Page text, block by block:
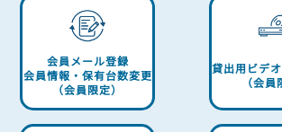
会員メール登録
会員情報・保有台数変更
（会員限定）
貸出用ビデ
（会員